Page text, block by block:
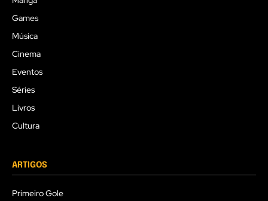
Games
Música
Cinema
Eventos
Séries
Livros
Cultura
ARTIGOS
Primeiro Gole